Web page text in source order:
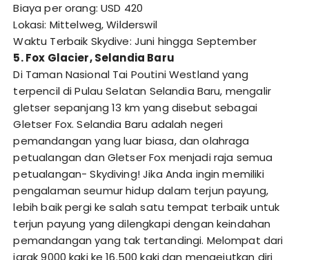
Biaya per orang: USD 420
Lokasi: Mittelweg, Wilderswil
Waktu Terbaik Skydive: Juni hingga September
5. Fox Glacier, Selandia Baru
Di Taman Nasional Tai Poutini Westland yang
terpencil di Pulau Selatan Selandia Baru, mengalir
gletser sepanjang 13 km yang disebut sebagai
Gletser Fox. Selandia Baru adalah negeri
pemandangan yang luar biasa, dan olahraga
petualangan dan Gletser Fox menjadi raja semua
petualangan- Skydiving! Jika Anda ingin memiliki
pengalaman seumur hidup dalam terjun payung,
lebih baik pergi ke salah satu tempat terbaik untuk
terjun payung yang dilengkapi dengan keindahan
pemandangan yang tak tertandingi. Melompat dari